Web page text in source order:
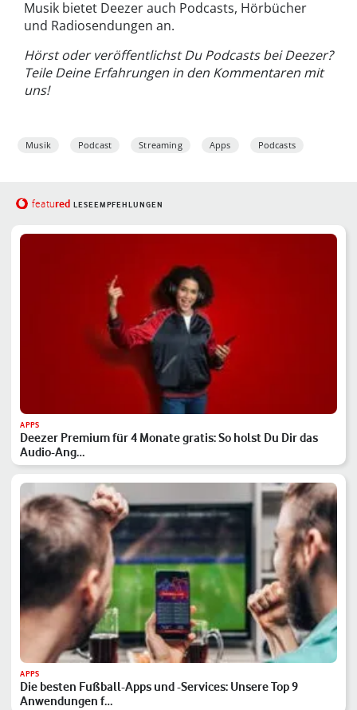
Musik bietet Deezer auch Podcasts, Hörbücher
und Radiosendungen an.
Hörst oder veröffentlichst Du Podcasts bei Deezer?
Teile Deine Erfahrungen in den Kommentaren mit
uns!
Musik Podcast Streaming Apps Podcasts
featured LESEEMPFEHLUNGEN
APPS
Deezer Premium für 4 Monate gratis: So holst Du Dir das
Audio-Ang…
APPS
Die besten Fußball-Apps und -Services: Unsere Top 9
Anwendungen f…